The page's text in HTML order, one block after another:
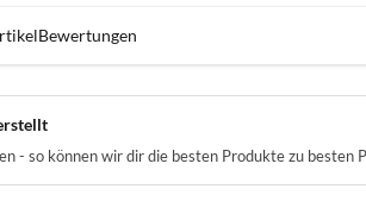
Bewertungen
- so können wir dir die besten Produkte zu besten